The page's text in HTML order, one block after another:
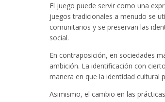
El juego puede servir como una
juegos tradicionales a menudo se
comunitarios y se preservan las
social.
En contraposición, en sociedades
ambición. La identificación con
manera en que la identidad cultural
Asimismo, el cambio en las